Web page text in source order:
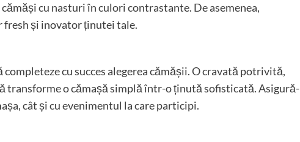
cu nasturi în culori contrastante. De asemenea,
fresh și inovator ținutei tale.
cu succes alegerea cămășii. O cravată potrivită,
transforme o cămașă simplă într-o ținută sofisticată. Asigură-
cât și cu evenimentul la care participi.